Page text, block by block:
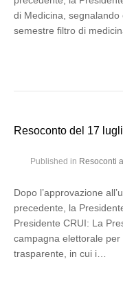
di Medicina,
semestre filtro di
Resoconto del 17
Published in Resoconti
Dopo l’approvazione
precedente, la
Presidente CRUI: La
campagna elettorale
trasparente, in cui i…